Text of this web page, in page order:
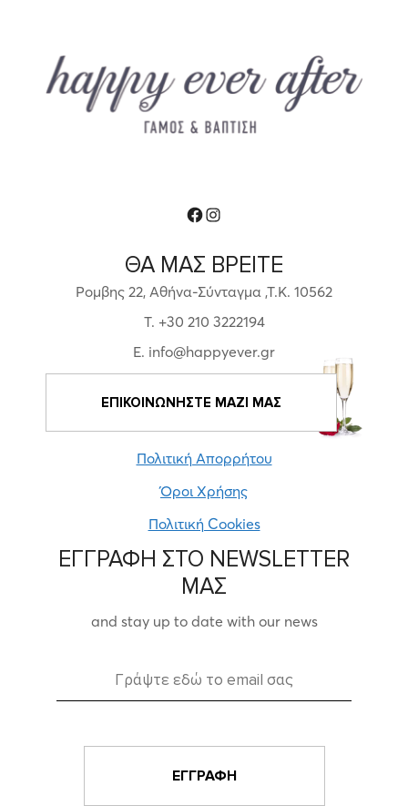
ΘΑ ΜΑΣ ΒΡΕΙΤΕ
Ρομβης 22, Αθήνα-Σύνταγμα ,Τ.Κ. 10562
T. +30 210 3222194
E. info@happyever.gr
ΕΠΙΚΟΙΝΩΝΗΣΤΕ ΜΑΖΙ ΜΑΣ
Πολιτική Απορρήτου
Όροι Χρήσης
Πολιτική Cookies
Facebook
Instagram
ΕΓΓΡΑΦΗ ΣΤΟ NEWSLETTER
ΜΑΣ
and stay up to date with our news